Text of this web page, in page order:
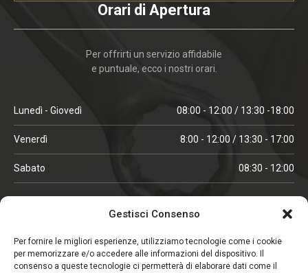
Gestisci Consenso
Per fornire le migliori esperienze, utilizziamo tecnologie come i cookie
per memorizzare e/o accedere alle informazioni del dispositivo. Il
consenso a queste tecnologie ci permetterà di elaborare dati come il
Orari di Apertura
Per offrirti un servizio affidabile
e puntuale, ecco i nostri orari.
Lunedì - Giovedì 08:00 - 12:00 / 13:30 -18:00
Venerdì 8:00 - 12:00 / 13:30 - 17:00
Sabato 08:30 - 12:00
ORARI IN ALTA STAGIONE
Lunedì - Venerdì 08:00 - 12:00 / 13:30 -18:00